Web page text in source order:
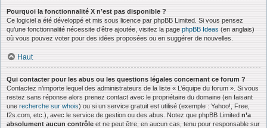
Pourquoi la fonctionnalité X n’est pas disponible ?
Ce logiciel a été développé et mis sous licence par phpBB Limited. Si vous pensez
qu’une fonctionnalité nécessite d’être ajoutée, visitez la page phpBB Ideas (en anglais)
où vous pouvez voter pour des idées proposées ou en suggérer de nouvelles.
Haut
Qui contacter pour les abus ou les questions légales concernant ce forum ?
Contactez n’importe lequel des administrateurs de la liste « L’équipe du forum ». Si vous
restez sans réponse alors prenez contact avec le propriétaire du domaine (en faisant
une recherche sur whois) ou si un service gratuit est utilisé (exemple : Yahoo!, Free,
f2s.com, etc.), avec le service de gestion ou des abus. Notez que phpBB Limited n’a
absolument aucun contrôle et ne peut être, en aucun cas, tenu pour responsable sur